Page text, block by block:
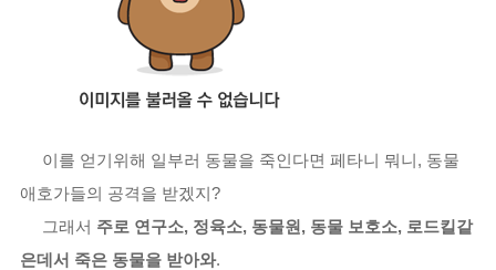
이를 얻기위해 일부러 동물을 죽인다면 페타니 뭐니, 동물
애호가들의 공격을 받겠지?
그래서 주로 연구소, 정육소, 동물원, 동물 보호소, 로드킬같
은데서 죽은 동물을 받아와.